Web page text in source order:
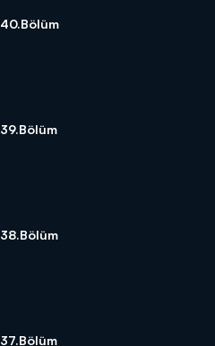
40.Bölüm
39.Bölüm
38.Bölüm
37.Bölüm